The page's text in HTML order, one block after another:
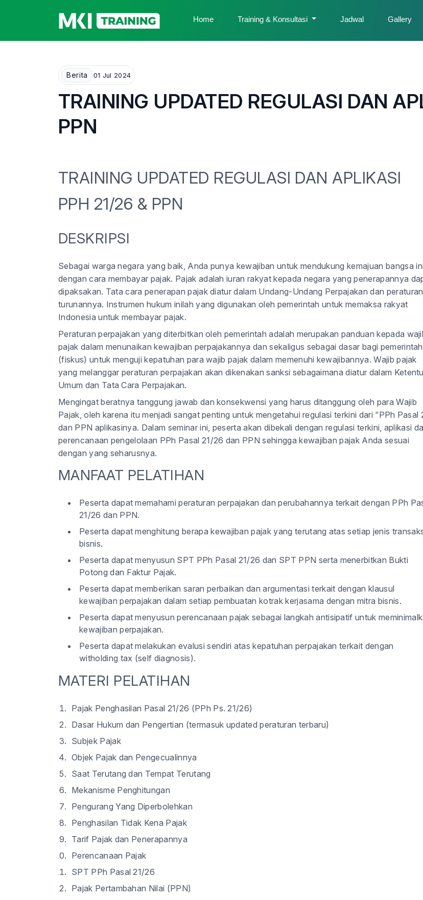
Home Training & Konsultasi Jadwal Gallery
Berita 01 Jul 2024
TRAINING UPDATED REGULASI DAN
PPN
TRAINING UPDATED REGULASI DAN APLIKASI
PPH 21/26 & PPN
DESKRIPSI
Sebagai warga negara yang baik, Anda punya kewajiban untuk mendukung kemajuan bangsa ini
dengan cara membayar pajak. Pajak adalah iuran rakyat kepada negara yang penerapannya
dipaksakan. Tata cara penerapan pajak diatur dalam Undang-Undang Perpajakan dan peraturan
turunannya. Instrumen hukum inilah yang digunakan oleh pemerintah untuk memaksa rakyat
Indonesia untuk membayar pajak.
Peraturan perpajakan yang diterbitkan oleh pemerintah adalah merupakan panduan kepada
pajak dalam menunaikan kewajiban perpajakannya dan sekaligus sebagai dasar bagi pemerintah
(fiskus) untuk menguji kepatuhan para wajib pajak dalam memenuhi kewajibannya. Wajib pajak
yang melanggar peraturan perpajakan akan dikenakan sanksi sebagaimana diatur dalam
Umum dan Tata Cara Perpajakan.
Mengingat beratnya tanggung jawab dan konsekwensi yang harus ditanggung oleh para Wajib
Pajak, oleh karena itu menjadi sangat penting untuk mengetahui regulasi terkini dari “PPh Pasal
dan PPN aplikasinya. Dalam seminar ini, peserta akan dibekali dengan regulasi terkini, aplikasi
perencanaan pengelolaan PPh Pasal 21/26 dan PPN sehingga kewajiban pajak Anda sesuai
dengan yang seharusnya.
MANFAAT PELATIHAN
Peserta dapat memahami peraturan perpajakan dan perubahannya terkait dengan PPh
21/26 dan PPN.
Peserta dapat menghitung berapa kewajiban pajak yang terutang atas setiap jenis
bisnis.
Peserta dapat menyusun SPT PPh Pasal 21/26 dan SPT PPN serta menerbitkan Bukti
Potong dan Faktur Pajak.
Peserta dapat memberikan saran perbaikan dan argumentasi terkait dengan klausul
kewajiban perpajakan dalam setiap pembuatan kotrak kerjasama dengan mitra bisnis.
Peserta dapat menyusun perencanaan pajak sebagai langkah antisipatif untuk
kewajiban perpajakan.
Peserta dapat melakukan evalusi sendiri atas kepatuhan perpajakan terkait dengan
witholding tax (self diagnosis).
MATERI PELATIHAN
Pajak Penghasilan Pasal 21/26 (PPh Ps. 21/26)
Dasar Hukum dan Pengertian (termasuk updated peraturan terbaru)
Subjek Pajak
Objek Pajak dan Pengecualinnya
Saat Terutang dan Tempat Terutang
Mekanisme Penghitungan
Pengurang Yang Diperbolehkan
Penghasilan Tidak Kena Pajak
Tarif Pajak dan Penerapannya
Perencanaan Pajak
SPT PPh Pasal 21/26
Pajak Pertambahan Nilai (PPN)